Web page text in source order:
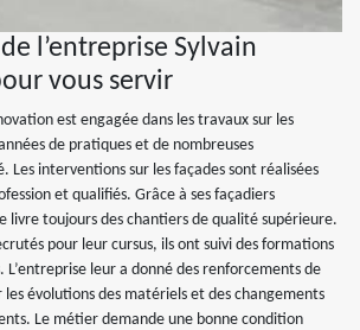
l’entreprise Sylvain
vous servir
est engagée dans les travaux sur les
de pratiques et de nombreuses
Les interventions sur les façades sont réalisées
et qualifiés. Grâce à ses façadiers
livre toujours des chantiers de qualité supérieure.
pour leur cursus, ils ont suivi des formations
L’entreprise leur a donné des renforcements de
évolutions des matériels et des changements
Le métier demande une bonne condition